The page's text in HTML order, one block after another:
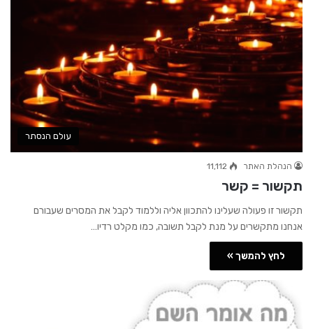
עולם הנסתר
הנהלת האתר 11,112
תקשור = קשר
תקשור זו פעולה שעלינו להתכוון אליה וללמוד לקבל את המסרים שעבורם
אנחנו מתקשרים על מנת לקבל תשובה, כמו מקלט רדיו…
לחץ להמשך »